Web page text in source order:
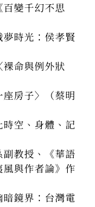
變千幻不思
時光：侯孝賢
命與例外狀
房子〉（蔡明
空、身體、記
教授、《華語
與作者論》作
鏡界：台灣電